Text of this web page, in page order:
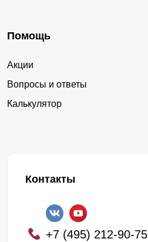
Помощь
Акции
Вопросы и ответы
Калькулятор
Контакты
+7 (495) 212-90-75